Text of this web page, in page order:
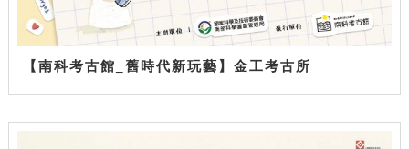
【南科考古館_舊時代新玩藝】金工考古所